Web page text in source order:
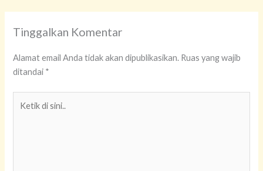
Tinggalkan Komentar
Alamat email Anda tidak akan dipublikasikan. Ruas yang wajib
ditandai *